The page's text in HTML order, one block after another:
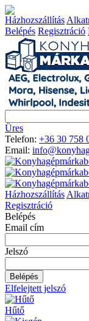
Házhozszállítás
Belépés Regisztráció
Üres
Telefon: +36 30 758
Email:
Házhozszállítás
Regisztráció
Belépés
Email cím
Jelszó
Elfelejtett jelszó
Hűtő